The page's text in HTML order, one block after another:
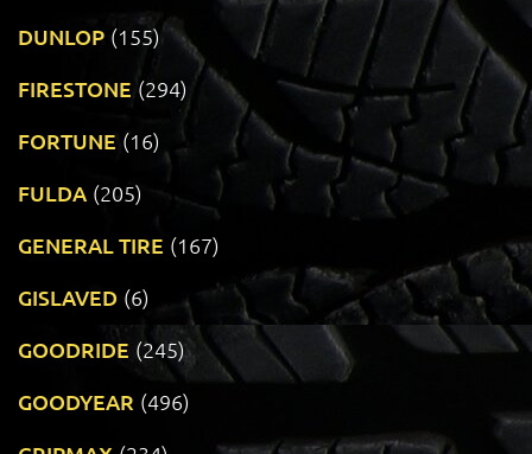
DUNLOP (155)
FIRESTONE (294)
FORTUNE (16)
FULDA (205)
GENERAL TIRE (167)
GISLAVED (6)
GOODRIDE (245)
GOODYEAR (496)